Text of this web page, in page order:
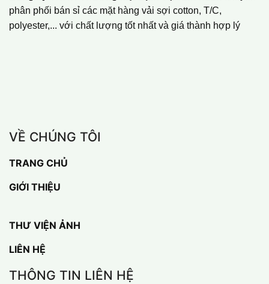
phân phối bán sỉ các mặt hàng vải sợi cotton, T/C,
polyester,... với chất lượng tốt nhất và giá thành hợp lý
VỀ CHÚNG TÔI
TRANG CHỦ
GIỚI THIỆU
THƯ VIỆN ẢNH
LIÊN HỆ
THÔNG TIN LIÊN HỆ